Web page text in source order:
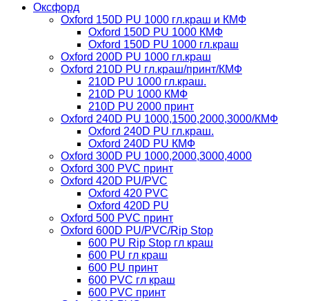
Оксфорд
Oxford 150D PU 1000 гл.краш и КМФ
Oxford 150D PU 1000 КМФ
Oxford 150D PU 1000 гл.краш
Oxford 200D PU 1000 гл.краш
Oxford 210D PU гл.краш/принт/КМФ
210D PU 1000 гл.краш.
210D PU 1000 КМФ
210D PU 2000 принт
Oxford 240D PU 1000,1500,2000,3000/КМФ
Oxford 240D PU гл.краш.
Oxford 240D PU КМФ
Oxford 300D PU 1000,2000,3000,4000
Oxford 300 PVC принт
Oxford 420D PU/PVC
Oxford 420 PVC
Oxford 420D PU
Oxford 500 PVC принт
Oxford 600D PU/PVC/Rip Stop
600 PU Rip Stop гл краш
600 PU гл краш
600 PU принт
600 PVC гл краш
600 PVC принт